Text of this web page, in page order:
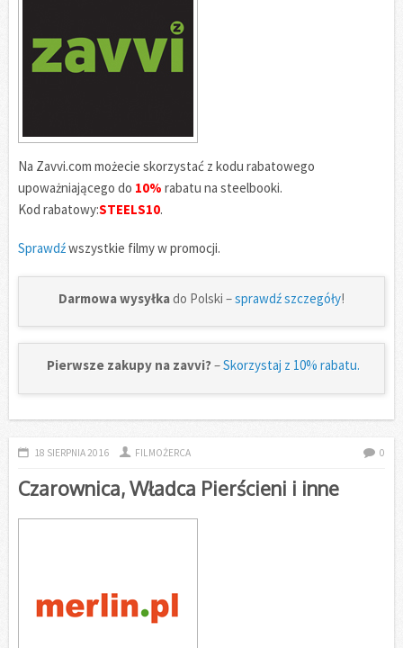
Na Zavvi.com możecie skorzystać z kodu rabatowego
upoważniającego do 10% rabatu na steelbooki.
Kod rabatowy:STEELS10.
Sprawdźwszystkie filmy w promocji.
Darmowa wysyłkado Polski –sprawdź szczegóły!
Pierwsze zakupy na zavvi?–Skorzystaj z 10% rabatu.
18 SIERPNIA 2016 FILMOŻERCA 0
Czarownica, Władca Pierścieni i inne